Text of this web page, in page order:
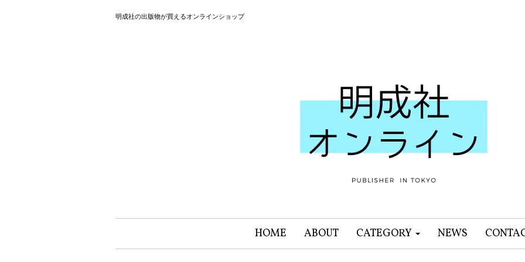
明成社の出版物が買えるオンラインショップ
HOME ABOUT CATEGORY NEWS